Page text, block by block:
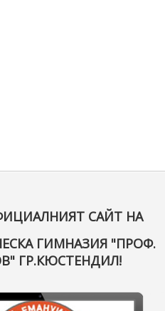
САЙТ НА
ГИМНАЗИЯ "ПРОФ.
ГР.КЮСТЕНДИЛ!